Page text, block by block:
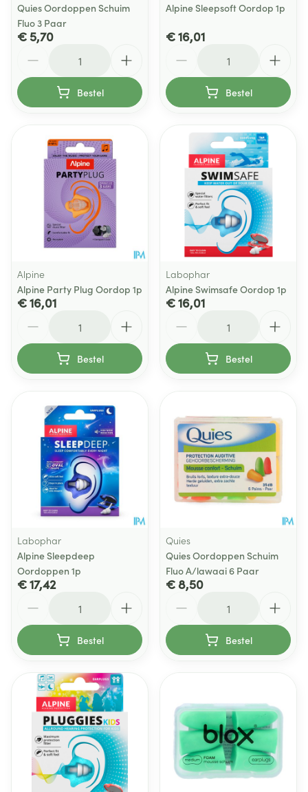
Quies Oordoppen Schuim
Fluo 3 Paar
€ 5,70
Bestel
Alpine Sleepsoft Oordop 1p
€ 16,01
Bestel
Alpine
Alpine Party Plug Oordop 1p
€ 16,01
Bestel
Labophar
Alpine Swimsafe Oordop 1p
€ 16,01
Bestel
Labophar
Alpine Sleepdeep
Oordoppen 1p
€ 17,42
Bestel
Quies
Quies Oordoppen Schuim
Fluo A/lawaai 6 Paar
€ 8,50
Bestel